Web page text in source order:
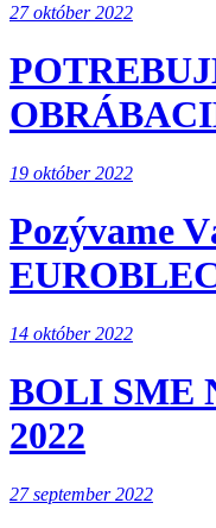
27 október 2022
19 október 2022
Pozývame
14 október 2022
BOLI SME
2022
27 september 2022